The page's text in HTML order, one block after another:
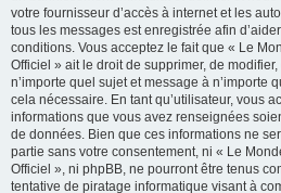
votre fournisseur d’accès à internet et les
tous les messages est enregistrée afin
conditions. Vous acceptez le fait que « Le
Officiel » ait le droit de supprimer, de
n’importe quel sujet et message à n’importe
cela nécessaire. En tant qu’utilisateur, vous
informations que vous avez renseignées
de données. Bien que ces informations ne
partie sans votre consentement, ni « Le
Officiel », ni phpBB, ne pourront être tenus
tentative de piratage informatique visant à